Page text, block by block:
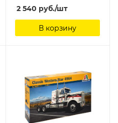
2 540 руб./шт
В корзину